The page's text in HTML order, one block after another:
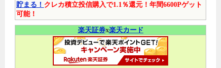
貯まる！ クレカ積立投信購入で1.1％還元！年間6600Pゲット
可能！
楽天証券x楽天カード